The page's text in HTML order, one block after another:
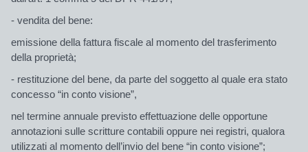
- vendita del bene:
emissione della fattura fiscale al momento del trasferimento
della proprietà;
- restituzione del bene, da parte del soggetto al quale era stato
concesso “in conto visione”,
nel termine annuale previsto effettuazione delle opportune
annotazioni sulle scritture contabili oppure nei registri, qualora
utilizzati al momento dell’invio del bene “in conto visione”;